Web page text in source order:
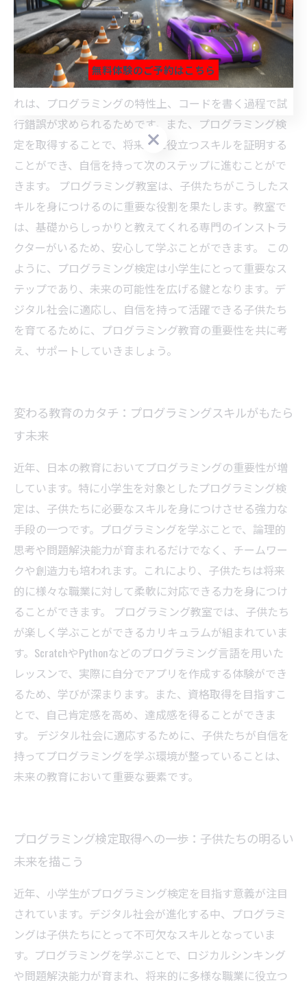
自信を持ってプログラミングを学ぶために必要なこと
小学生がプログラミング検定を目指す理由は多岐にわた
ります。子供たちは、プログラミングを学ぶことで論理
的思考や問題解決能力を身につけることができます。こ
れは、プログラミングの特性上、コードを書く過程で試
行錯誤が求められるためです。また、プログラミング検
定を取得することで、将来的に役立つスキルを証明する
ことができ、自信を持って次のステップに進むことがで
きます。 プログラミング教室は、子供たちがこうしたス
キルを身につけるのに重要な役割を果たします。教室で
は、基礎からしっかりと教えてくれる専門のインストラ
クターがいるため、安心して学ぶことができます。 この
ように、プログラミング検定は小学生にとって重要なス
テップであり、未来の可能性を広げる鍵となります。デ
ジタル社会に適応し、自信を持って活躍できる子供たち
を育てるために、プログラミング教育の重要性を共に考
え、サポートしていきましょう。
変わる教育のカタチ：プログラミングスキルがもたら
す未来
近年、日本の教育においてプログラミングの重要性が増
しています。特に小学生を対象としたプログラミング検
定は、子供たちに必要なスキルを身につけさせる強力な
手段の一つです。プログラミングを学ぶことで、論理的
思考や問題解決能力が育まれるだけでなく、チームワー
クや創造力も培われます。これにより、子供たちは将来
的に様々な職業に対して柔軟に対応できる力を身につけ
ることができます。 プログラミング教室では、子供たち
が楽しく学ぶことができるカリキュラムが組まれていま
す。ScratchやPythonなどのプログラミング言語を用いた
レッスンで、実際に自分でアプリを作成する体験ができ
るため、学びが深まります。また、資格取得を目指すこ
とで、自己肯定感を高め、達成感を得ることができま
す。 デジタル社会に適応するために、子供たちが自信を
持ってプログラミングを学ぶ環境が整っていることは、
未来の教育において重要な要素です。
プログラミング検定取得への一歩：子供たちの明るい
未来を描こう
近年、小学生がプログラミング検定を目指す意義が注目
されています。デジタル社会が進化する中、プログラミ
ングは子供たちにとって不可欠なスキルとなっていま
す。プログラミングを学ぶことで、ロジカルシンキング
や問題解決能力が育まれ、将来的に多様な職業に役立つ
無料体験のご予約はこちら
無料体験のご予約はこちら
無料体験のご予約はこちら